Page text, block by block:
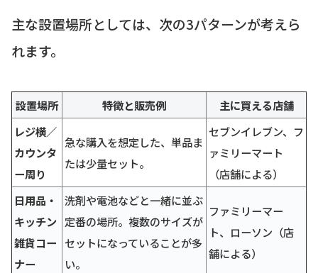
主な設置場所としては、次の3パターンが考えら
れます。
設置場所 特徴と販売例
主に買える店舗
レジ横／
カウンタ
ー周り
急な購入を想定した、単品ま
たは少量セット。
セブンイレブン、フ
ァミリーマート
（店舗による）
日用品・
キッチン
雑貨コー
ナー
洗剤や電池などと一緒に並ぶ
定番の場所。複数のサイズが
セットになっていることが多
い。
ファミリーマー
ト、ローソン（店
舗による）